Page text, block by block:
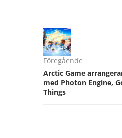
Föregående
Arctic Game
med Photon Engine,
Things